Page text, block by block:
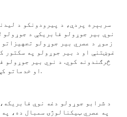
سربېره پردې، د پیرودونکو د
نوې بیر جوړولو فابریکې د جوړولو
زموږ د عصري بیر جوړولو
غوښتنې او د بیر جوړولو په سکتور
څرګندونه کوي. د نوي بیر جوړولو
او خدماتو کې د باور او باور ثبوت دی.
د شرابو جوړولو دغه نوې
په عصري ټیکنالوژۍ سمبال ده،